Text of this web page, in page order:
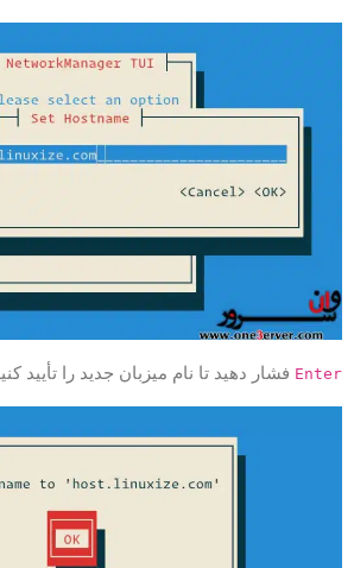
فشار دهید تا نام میزبان جدید را تأیید کنید: